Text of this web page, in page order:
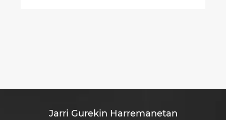
Jarri Gurekin Harremanetan